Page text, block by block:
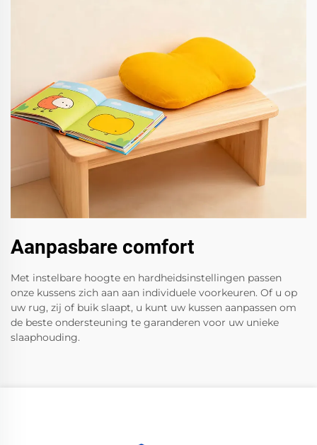
Aanpasbare comfort
Met instelbare hoogte en hardheidsinstellingen passen
onze kussens zich aan aan individuele voorkeuren. Of u op
uw rug, zij of buik slaapt, u kunt uw kussen aanpassen om
de beste ondersteuning te garanderen voor uw unieke
slaaphouding.